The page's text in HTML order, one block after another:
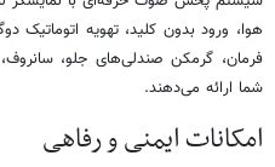
هوا، ورود بدون کلید، تهویه اتوماتیک
فرمان، گرمکن صندلی‌های جلو،
شما ارائه می‌دهند.
امکانات ایمنی و رفاهی